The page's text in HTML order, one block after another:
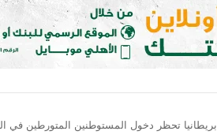
بريطانيا تحظر دخول المستوطنين المتورطين في